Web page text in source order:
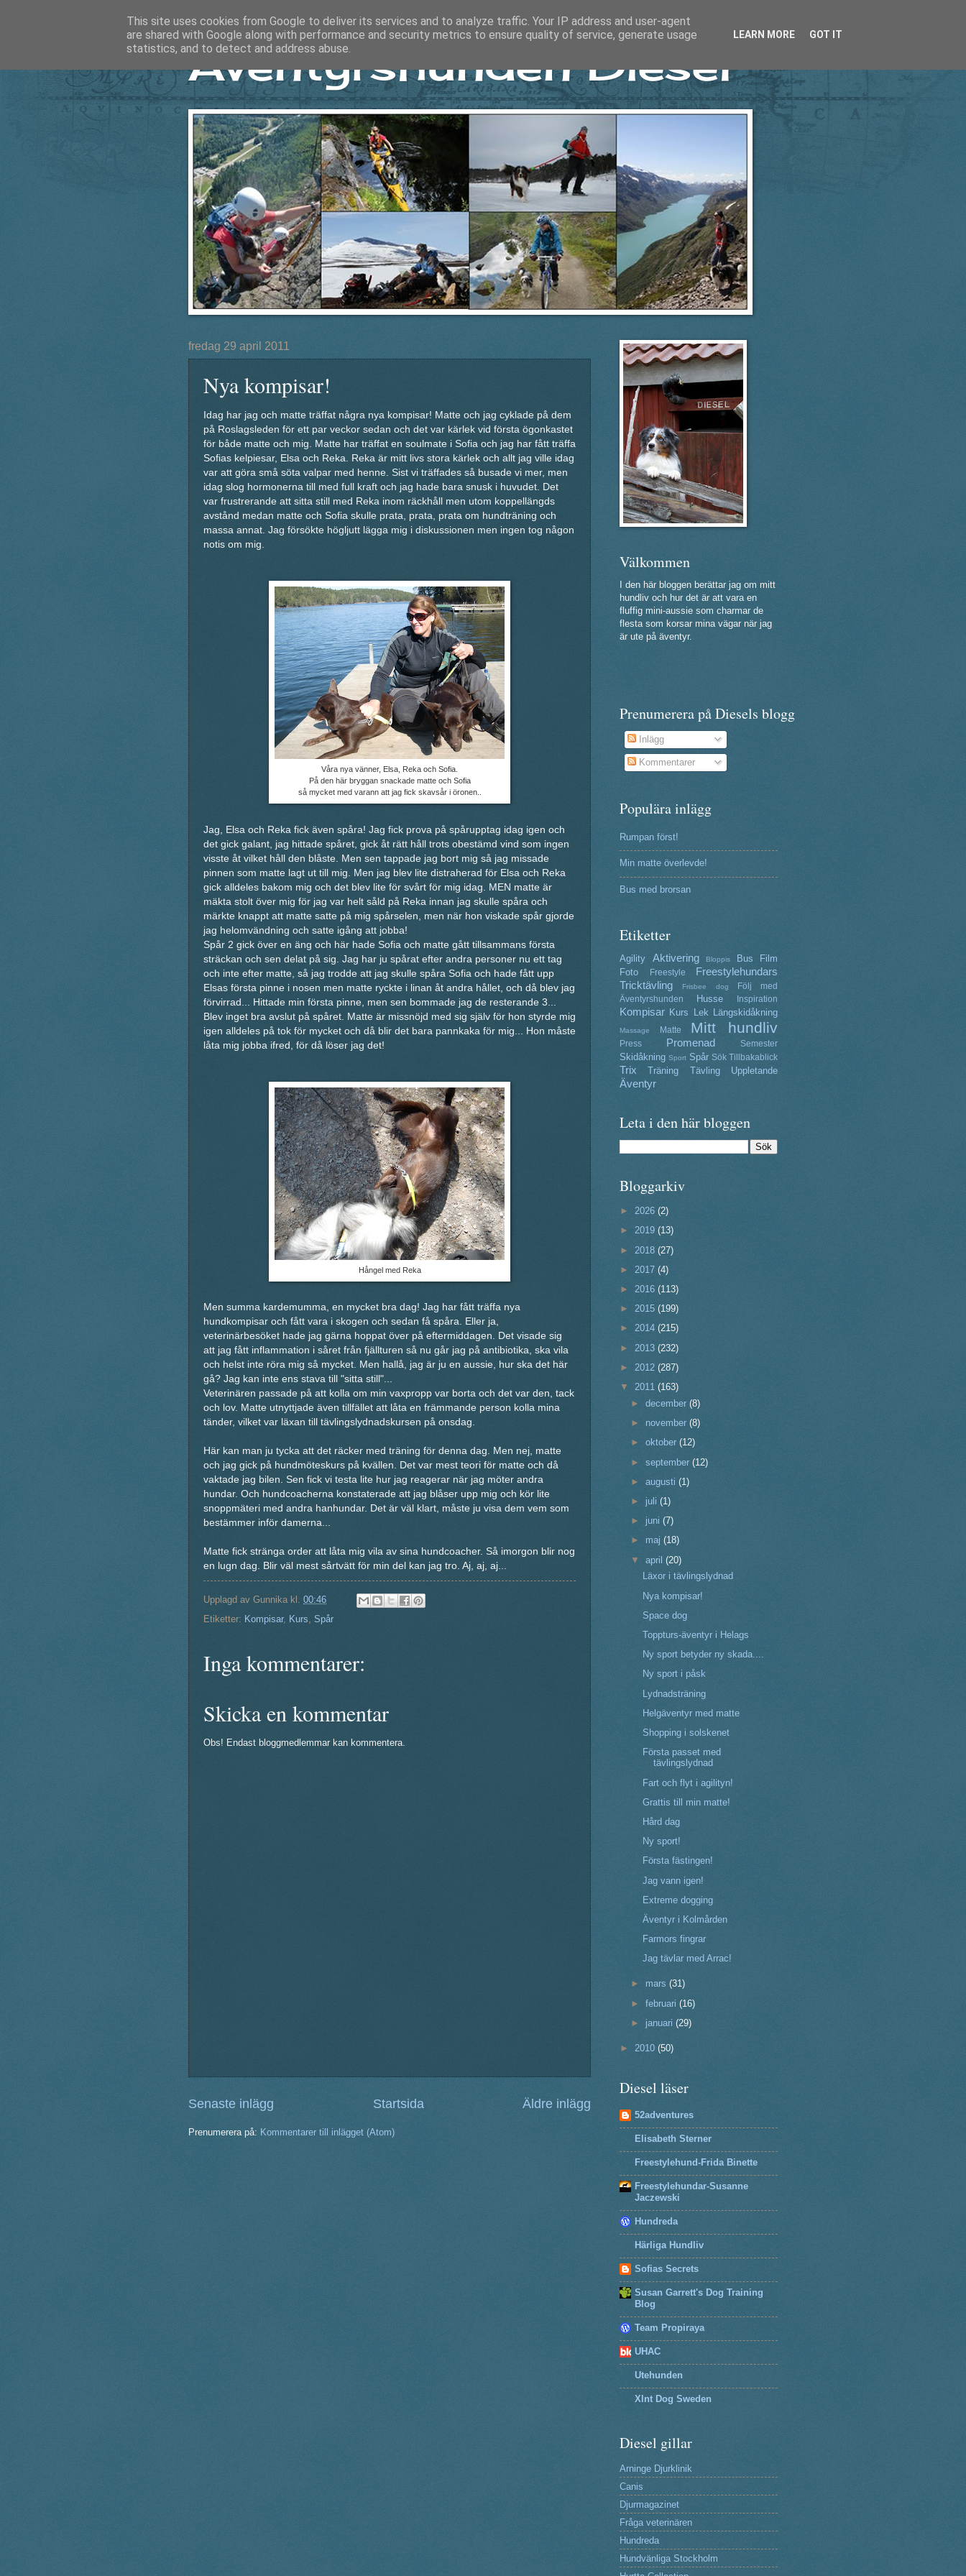
Äventyrshunden Diesel
fredag 29 april 2011
Nya kompisar!
Idag har jag och matte träffat några nya kompisar! Matte och jag cyklade på dem
på Roslagsleden för ett par veckor sedan och det var kärlek vid första ögonkastet
för både matte och mig. Matte har träffat en soulmate i Sofia och jag har fått träffa
Sofias kelpiesar, Elsa och Reka. Reka är mitt livs stora kärlek och allt jag ville idag
var att göra små söta valpar med henne. Sist vi träffades så busade vi mer, men
idag slog hormonerna till med full kraft och jag hade bara snusk i huvudet. Det
var frustrerande att sitta still med Reka inom räckhåll men utom koppellängds
avstånd medan matte och Sofia skulle prata, prata, prata om hundträning och
massa annat. Jag försökte högljutt lägga mig i diskussionen men ingen tog någon
notis om mig.
Våra nya vänner, Elsa, Reka och Sofia.
På den här bryggan snackade matte och Sofia
så mycket med varann att jag fick skavsår i öronen..
Jag, Elsa och Reka fick även spåra! Jag fick prova på spårupptag idag igen och
det gick galant, jag hittade spåret, gick åt rätt håll trots obestämd vind som ingen
visste åt vilket håll den blåste. Men sen tappade jag bort mig så jag missade
pinnen som matte lagt ut till mig. Men jag blev lite distraherad för Elsa och Reka
gick alldeles bakom mig och det blev lite för svårt för mig idag. MEN matte är
mäkta stolt över mig för jag var helt såld på Reka innan jag skulle spåra och
märkte knappt att matte satte på mig spårselen, men när hon viskade spår gjorde
jag helomvändning och satte igång att jobba!
Spår 2 gick över en äng och här hade Sofia och matte gått tillsammans första
sträckan och sen delat på sig. Jag har ju spårat efter andra personer nu ett tag
och inte efter matte, så jag trodde att jag skulle spåra Sofia och hade fått upp
Elsas första pinne i nosen men matte ryckte i linan åt andra hållet, och då blev jag
förvirrad... Hittade min första pinne, men sen bommade jag de resterande 3...
Blev inget bra avslut på spåret. Matte är missnöjd med sig själv för hon styrde mig
igen alldeles på tok för mycket och då blir det bara pannkaka för mig... Hon måste
låta mig jobba ifred, för då löser jag det!
Hångel med Reka
Men summa kardemumma, en mycket bra dag! Jag har fått träffa nya
hundkompisar och fått vara i skogen och sedan få spåra. Eller ja,
veterinärbesöket hade jag gärna hoppat över på eftermiddagen. Det visade sig
att jag fått inflammation i såret från fjällturen så nu går jag på antibiotika, ska vila
och helst inte röra mig så mycket. Men hallå, jag är ju en aussie, hur ska det här
gå? Jag kan inte ens stava till "sitta still"...
Veterinären passade på att kolla om min vaxpropp var borta och det var den, tack
och lov. Matte utnyttjade även tillfället att låta en främmande person kolla mina
tänder, vilket var läxan till tävlingslydnadskursen på onsdag.
Här kan man ju tycka att det räcker med träning för denna dag. Men nej, matte
och jag gick på hundmöteskurs på kvällen. Det var mest teori för matte och då
vaktade jag bilen. Sen fick vi testa lite hur jag reagerar när jag möter andra
hundar. Och hundcoacherna konstaterade att jag blåser upp mig och kör lite
snoppmäteri med andra hanhundar. Det är väl klart, måste ju visa dem vem som
bestämmer inför damerna...
Matte fick stränga order att låta mig vila av sina hundcoacher. Så imorgon blir nog
en lugn dag. Blir väl mest sårtvätt för min del kan jag tro. Aj, aj, aj...
Upplagd av Gunnika kl. 00:46
Etiketter: Kompisar, Kurs Spår
Inga kommentarer:
Skicka en kommentar
Obs! Endast bloggmedlemmar kan kommentera.
Senaste inlägg Äldre inlägg
Startsida
Prenumerera på: Kommentarer till inlägget (Atom)
Välkommen
I den här bloggen berättar jag om mitt
hundliv och hur det är att vara en
fluffig mini-aussie som charmar de
flesta som korsar mina vägar när jag
är ute på äventyr.
Prenumerera på Diesels blogg
Inlägg
Kommentarer
Populära inlägg
Rumpan först!
Min matte överlevde!
Bus med brorsan
Etiketter
Agility Aktivering Bloppis Bus
Film
Foto
Freestyle
Freestylehundars
Tricktävling
Frisbee dog
Följ med
Äventyrshunden
Husse Inspiration
Kompisar Kurs Lek Längskidåkning
Massage Matte Mitt hundliv
Press Promenad Semester
Skidåkning Sport Spår Sök Tillbakablick
Trix Träning Tävling Uppletande
Äventyr
Leta i den här bloggen
Bloggarkiv
► 2026 (2)
► 2019 (13)
► 2018 (27)
► 2017 (4)
► 2016 (113)
► 2015 (199)
► 2014 (215)
► 2013 (232)
► 2012 (287)
▼ 2011 (163)
►december(8)
► november(8)
►oktober(12)
►september(12)
►augusti(1)
► juli(1)
► juni(7)
► maj(18)
▼april(20)
Läxor i tävlingslydnad
Nya kompisar!
Space dog
Toppturs-äventyr i Helags
Ny sport betyder ny skada....
Ny sport i påsk
Lydnadsträning
Helgäventyr med matte
Shopping i solskenet
Första passet med
tävlingslydnad
Fart och flyt i agilityn!
Grattis till min matte!
Hård dag
Ny sport!
Första fästingen!
Jag vann igen!
Extreme dogging
Äventyr i Kolmården
Farmors fingrar
Jag tävlar med Arrac!
► mars(31)
►februari(16)
► januari(29)
► 2010 (50)
Diesel läser
52adventures
Elisabeth Sterner
Freestylehund-Frida Binette
Freestylehundar-Susanne
Jaczewski
Hundreda
Härliga Hundliv
Sofias Secrets
Susan Garrett's Dog Training
Blog
Team Propiraya
UHAC
Utehunden
Xlnt Dog Sweden
Diesel gillar
Arninge Djurklinik
Canis
Djurmagazinet
Fråga veterinären
Hundreda
Hundvänliga Stockholm
This site uses cookies from Google to deliver its services and to analyze traffic. Your IP address and user-agent
are shared with Google along with performance and security metrics to ensure quality of service, generate usage
statistics, and to detect and address abuse.
LEARN MORE GOT IT